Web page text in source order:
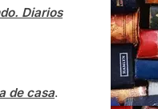
Diarios
de casa.